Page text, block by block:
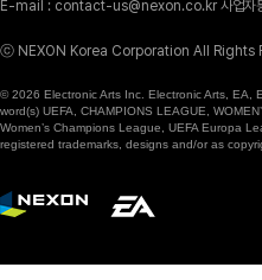
E-mail : contact-us@nexon.co.kr 사업자
ⓒ NEXON Korea Corporation All Rights
© 2026 Electronic Arts Inc. Electronic Arts, EA,
word(s) UEFA, CHAMPIONS LEAGUE,
Women’s Champions League, UEFA Europa
registered trademarks, designs and/or as